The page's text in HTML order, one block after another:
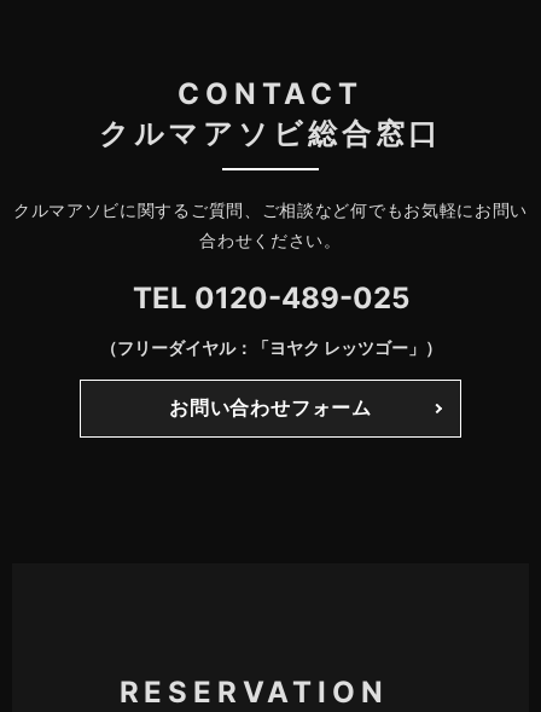
CONTACT
クルマアソビ総合窓口
クルマアソビに関するご質問、ご相談など何でもお気軽にお問い
合わせください。
TEL 0120-489-025
（フリーダイヤル：「ヨヤク レッツゴー」）
お問い合わせフォーム
RESERVATION